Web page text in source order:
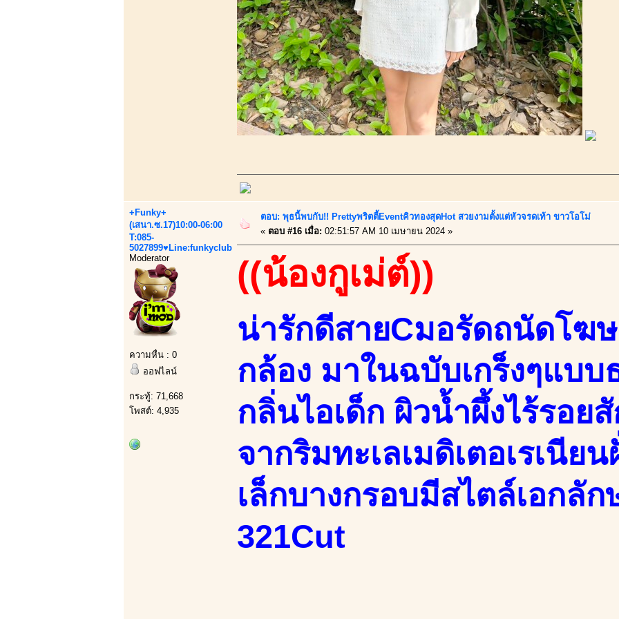
+Funky+
(เสนา.ซ.17)10:00-06:00
T:085-
5027899♥Line:funkyclub
Moderator
ความหื่น : 0
ออฟไลน์
กระทู้: 71,668
โพสต์: 4,935
ตอบ: พุธนี้พบกับ!! Prettyพริตตี้EventคิวทองสุดHot สวยงามตั้งแต่หัวจรดเท้า ขาวโอโม่
« ตอบ #16 เมื่อ: 02:51:57 AM 10 เมษายน 2024 »
((น้องกูเม่ต์))
น่ารักดีสายCมอรัดถนัดโฆ
กล้อง มาในฉบับเกร็งๆแบบ
กลิ่นไอเด็ก ผิวน้ำผึ้งไร้รอย
จากริมทะเลเมดิเตอเรเนีย
เล็กบางกรอบมีสไตล์เอกลั
321Cut